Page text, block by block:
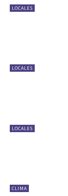
LOCALES
LOCALES
LOCALES
CLIMA